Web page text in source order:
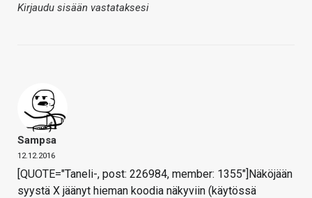
Kirjaudu sisään vastataksesi
Sampsa
12.12.2016
[QUOTE="Taneli-, post: 226984, member: 1355"]Näköjään
syystä X jäänyt hieman koodia näkyviin (käytössä